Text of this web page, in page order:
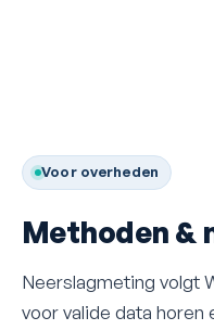
Voor overheden
Methoden &
Neerslagmeting volgt
voor valide data horen